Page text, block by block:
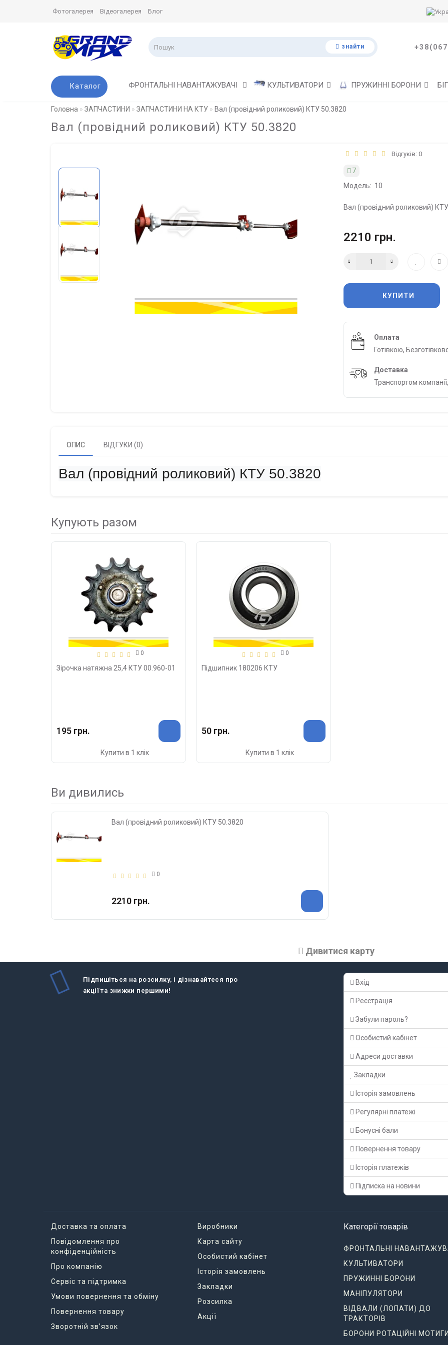
Фотогалерея Відеогалерея Блог
знайти
Каталог ФРОНТАЛЬНІ НАВАНТАЖУВАЧІ КУЛЬТИВАТОРИ ПРУЖИННІ БОРОНИ
Головна ЗАПЧАСТИНИ ЗАПЧАСТИНИ НА КТУ Вал (провідний роликовий) КТУ 50.3820
Вал (провідний роликовий) КТУ 50.3820
Відгуків: 0
7
Модель: 10
Вал (провідний роликовий)
2210 грн.
КУПИТИ
Оплата
Готівкою,
Доставка
Транспортом
ОПИС ВІДГУКИ (0)
Вал (провідний роликовий) КТУ 50.3820
Купують разом
0
Зірочка натяжна 25,4 КТУ 00.960-01
195 грн.
Купити в 1 клік
0
Підшипник 180206 КТУ
50 грн.
Купити в 1 клік
Ви дивились
Вал (провідний роликовий) КТУ 50.3820
0
2210 грн.
Дивитися карту
Підпишіться на розсилку, і дізнавайтеся про
акції та знижки першими!
Вхід
Реєстрація
Забули пароль?
Особистий кабінет
Адреси доставки
Закладки
Історія замовлень
Регулярні платежі
Бонусні бали
Повернення товару
Історія платежів
Підписка на новини
Доставка та оплата
Повідомлення про
конфіденційність
Про компанію
Сервіс та підтримка
Умови повернення та обміну
Повернення товару
Зворотній зв’язок
Виробники
Карта сайту
Особистий кабінет
Історія замовлень
Закладки
Розсилка
Акції
Категорії товарів
ФРОНТАЛЬНІ
КУЛЬТИВАТОРИ
ПРУЖИННІ БОРОНИ
МАНІПУЛЯТОРИ
ВІДВАЛИ (ЛОПАТИ) ДО
ТРАКТОРІВ
БОРОНИ РОТАЦІЙНІ